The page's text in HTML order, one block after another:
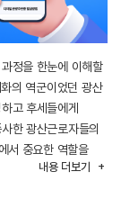
정을 한눈에 이해할
의 역군이었던 광산
고 후세들에게
한 광산근로자들의
서 중요한 역할을
내용 더보기